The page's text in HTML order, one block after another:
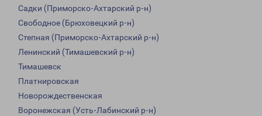
Садки (Приморско-Ахтарский р-н)
Свободное (Брюховецкий р-н)
Степная (Приморско-Ахтарский р-н)
Ленинский (Тимашевский р-н)
Тимашевск
Платнировская
Новорождественская
Воронежская (Усть-Лабинский р-н)